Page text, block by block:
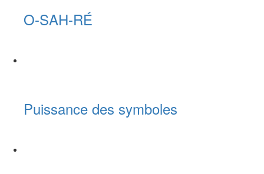
O-SAH-RÉ
Puissance des symboles